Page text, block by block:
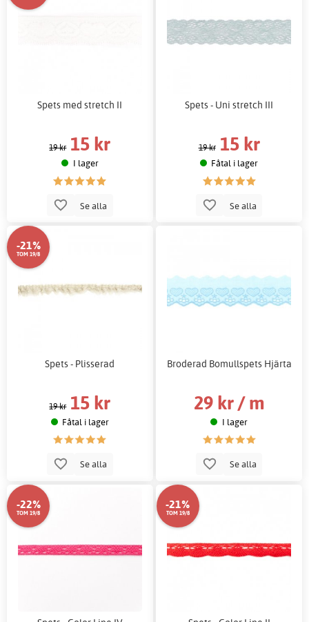
Spets med stretch II
19 kr 15 kr
I lager
Se alla
Spets - Uni stretch III
19 kr 15 kr
Fåtal i lager
Se alla
-21%
TOM 19/8
Spets - Plisserad
19 kr 15 kr
Fåtal i lager
Se alla
Broderad Bomullspets Hjärta
29 kr / m
I lager
Se alla
-22%
TOM 19/8
-21%
TOM 19/8